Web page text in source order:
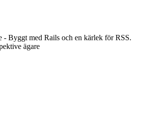
- Byggt med Rails och en kärlek för RSS.
ägare